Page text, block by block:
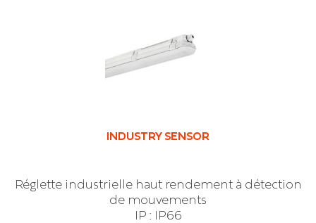
INDUSTRY SENSOR
Réglette industrielle haut rendement à détection
de mouvements
IP : IP66